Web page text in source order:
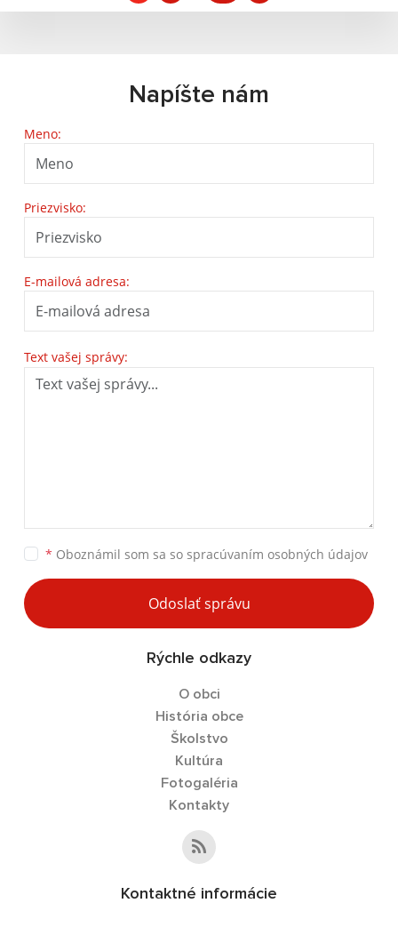
Napíšte nám
Meno:
Priezvisko:
E-mailová adresa:
Text vašej správy:
* Oboznámil som sa so spracúvaním osobných údajov
Odoslať správu
Rýchle odkazy
O obci
História obce
Školstvo
Kultúra
Fotogaléria
Kontakty
Kontaktné informácie